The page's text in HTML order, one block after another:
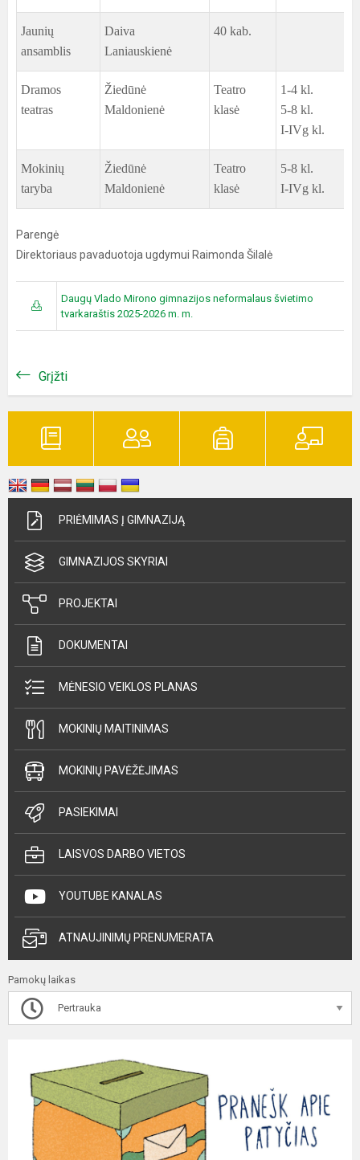
Jaunių
ansamblis
Daiva
Laniauskienė
40 kab.
Dramos
teatras
Žiedūnė
Maldonienė
Teatro
klasė
1-4 kl.
5-8 kl.
I-IVg kl.
Mokinių
taryba
Žiedūnė
Maldonienė
Teatro
klasė
5-8 kl.
I-IVg kl.
Parengė
Direktoriaus pavaduotoja ugdymui Raimonda Šilalė
Daugų Vlado Mirono gimnazijos neformalaus švietimo
tvarkaraštis 2025-2026 m. m.
Grįžti
PRIĖMIMAS Į GIMNAZIJĄ
GIMNAZIJOS SKYRIAI
PROJEKTAI
DOKUMENTAI
MĖNESIO VEIKLOS PLANAS
MOKINIŲ MAITINIMAS
MOKINIŲ PAVĖŽĖJIMAS
PASIEKIMAI
LAISVOS DARBO VIETOS
YOUTUBE KANALAS
ATNAUJINIMŲ PRENUMERATA
Pamokų laikas
Pertrauka